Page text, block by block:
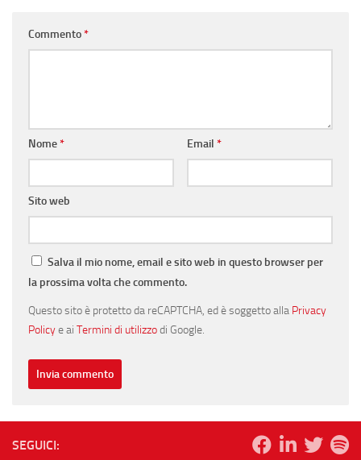
Commento*
Nome* Email *
Sito web
Salva il mio nome, email e sito web in questo browser per
la prossima volta che commento.
Questo sito è protetto da reCAPTCHA, ed è soggetto alla Privacy
Policye ai Termini di utilizzodi Google.
SEGUICI: